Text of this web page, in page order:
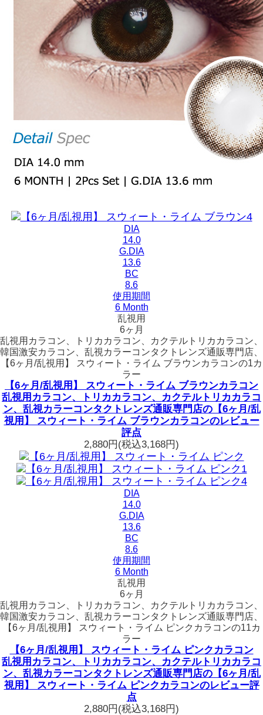
DIA
14.0
G.DIA
13.6
BC
8.6
使用期間
6 Month
乱視用
6ヶ月
乱視用カラコン、トリカカラコン、カクテルトリカカラコン、
韓国激安カラコン、乱視カラーコンタクトレンズ通販専門店、
【6ヶ月/乱視用】 スウィート・ライム ブラウンカラコンの1カ
ラー
【6ヶ月/乱視用】 スウィート・ライム ブラウンカラコン
乱視用カラコン、トリカカラコン、カクテルトリカカラコ
ン、乱視カラーコンタクトレンズ通販専門店の【6ヶ月/乱
視用】 スウィート・ライム ブラウンカラコンのレビュー
評点
2,880円 (税込3,168円)
DIA
14.0
G.DIA
13.6
BC
8.6
使用期間
6 Month
乱視用
6ヶ月
乱視用カラコン、トリカカラコン、カクテルトリカカラコン、
韓国激安カラコン、乱視カラーコンタクトレンズ通販専門店、
【6ヶ月/乱視用】 スウィート・ライム ピンクカラコンの11カ
ラー
【6ヶ月/乱視用】 スウィート・ライム ピンクカラコン
乱視用カラコン、トリカカラコン、カクテルトリカカラコ
ン、乱視カラーコンタクトレンズ通販専門店の【6ヶ月/乱
視用】 スウィート・ライム ピンクカラコンのレビュー評
点
2,880円 (税込3,168円)